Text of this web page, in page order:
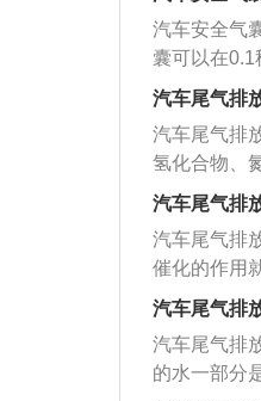
成光化学烟
现为刺激眼
咽喉、气管
疾病。光化
物大量减产
碍交通。
气囊系统及
故障灯亮的
效；2、氧
缸；5、水温
电或破损；
的，随着环
各个国家都
来限制汽车
在排放到大
汽车的排气
元催化器就
出来的时候
气经过三元
会降低。
汽车安全气
囊可以在0.1
汽车的安全
系统，一般
用，为车内
根据测试显
采用安全气
部受伤率可
生碰撞时，
的身体在背
出气囊保护
速度可以高
汽车尾气排
汽车尾气排
氢化合物、
氧化硫、烟
铅化合物、
等；2、据
一氧化碳约
00公斤，氮
国洛杉矶市
污染物已占
汽车尾气排
汽车尾气排
催化的作用
和H2O，将
检测通过的
碳堵塞或中
的，可以通
汽车尾气排
汽车尾气排
的水一部分